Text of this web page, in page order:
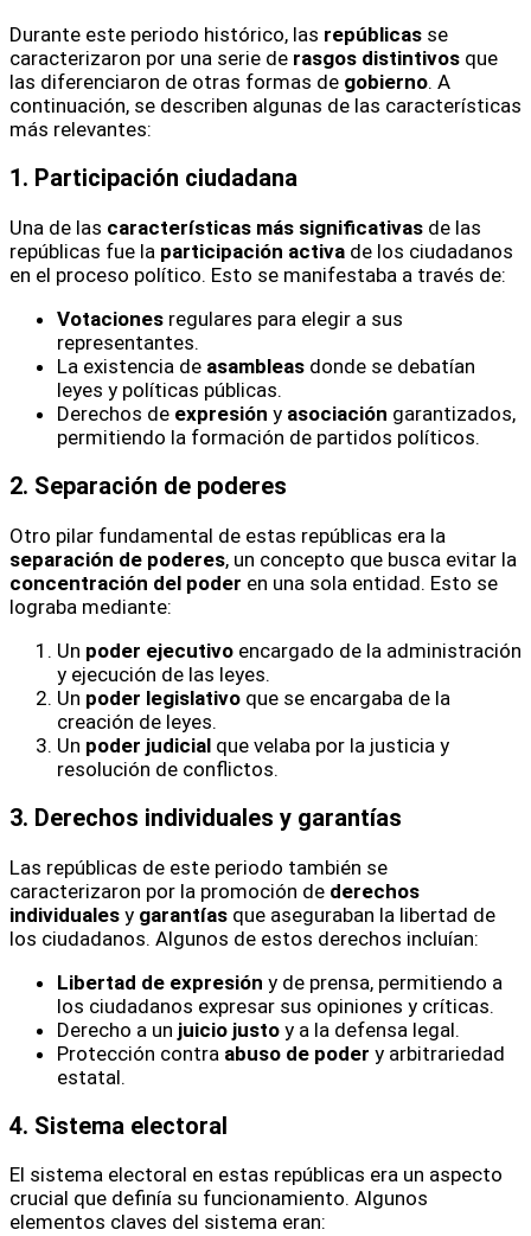
Durante este periodo histórico, las repúblicas se
caracterizaron por una serie de rasgos distintivos que
las diferenciaron de otras formas de gobierno. A
continuación, se describen algunas de las características
más relevantes:
1. Participación ciudadana
Una de las características más significativas de las
repúblicas fue la participación activa de los ciudadanos
en el proceso político. Esto se manifestaba a través de:
Votaciones regulares para elegir a sus
representantes.
La existencia de asambleas donde se debatían
leyes y políticas públicas.
Derechos de expresión y asociación garantizados,
permitiendo la formación de partidos políticos.
2. Separación de poderes
Otro pilar fundamental de estas repúblicas era la
separación de poderes, un concepto que busca evitar la
concentración del poder en una sola entidad. Esto se
lograba mediante:
Un poder ejecutivo encargado de la administración
y ejecución de las leyes.
Un poder legislativo que se encargaba de la
creación de leyes.
Un poder judicial que velaba por la justicia y
resolución de conflictos.
3. Derechos individuales y garantías
Las repúblicas de este periodo también se
caracterizaron por la promoción de derechos
individuales y garantías que aseguraban la libertad de
los ciudadanos. Algunos de estos derechos incluían:
Libertad de expresión y de prensa, permitiendo a
los ciudadanos expresar sus opiniones y críticas.
Derecho a un juicio justo y a la defensa legal.
Protección contra abuso de poder y arbitrariedad
estatal.
4. Sistema electoral
El sistema electoral en estas repúblicas era un aspecto
crucial que definía su funcionamiento. Algunos
elementos claves del sistema eran: